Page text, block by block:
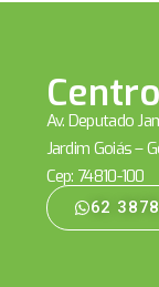
Av. Deputado
Jardim Goiás –
Cep: 74810-100
62